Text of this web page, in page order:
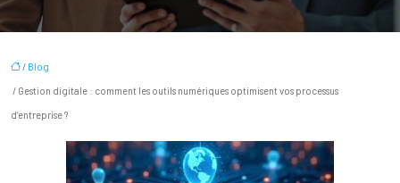
/ Blog
/ Gestion digitale : comment les outils numériques optimisent vos processus
d’entreprise ?